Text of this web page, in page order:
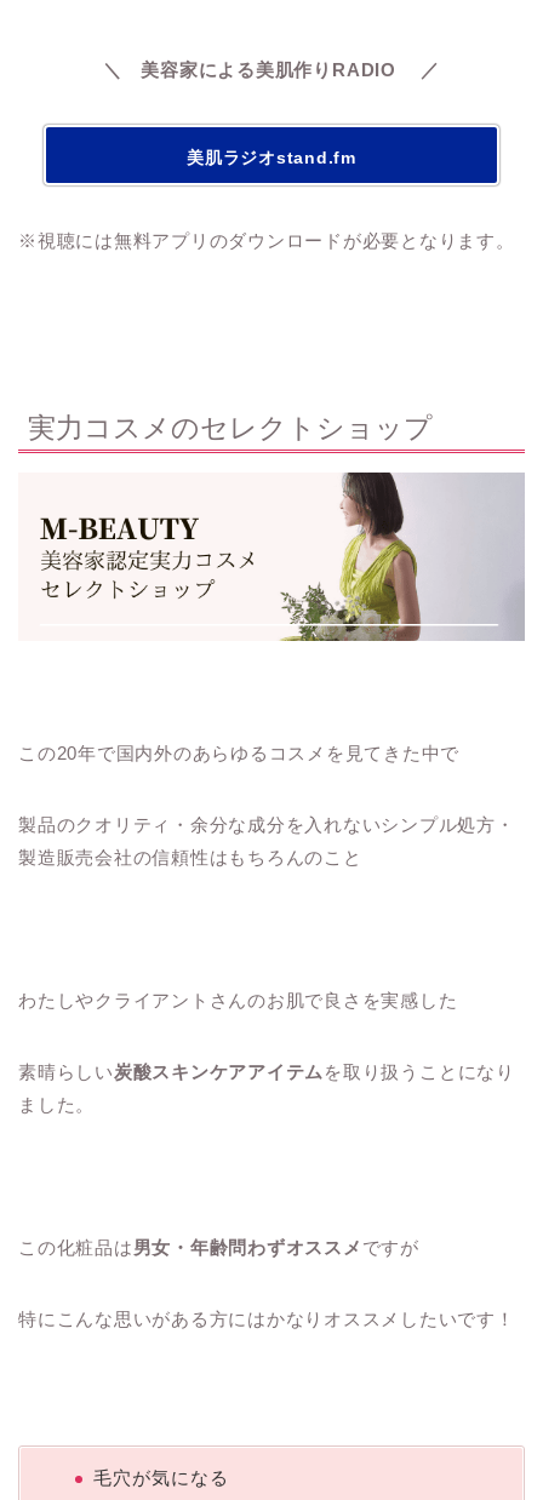
＼ 美容家による美肌作り RADIO ／
美肌ラジオstand.fm
※視聴には無料アプリのダウンロードが必要となります。
実力コスメのセレクトショップ
この20年で国内外のあらゆるコスメを見てきた中で
製品のクオリティ・余分な成分を入れないシンプル処方・
製造販売会社の信頼性はもちろんのこと
わたしやクライアントさんのお肌で良さを実感した
素晴らしい炭酸スキンケアアイテム を取り扱うことになり
ました。
この化粧品は男女・年齢問わずオススメ ですが
特にこんな思いがある方にはかなりオススメしたいです！
毛穴が気になる